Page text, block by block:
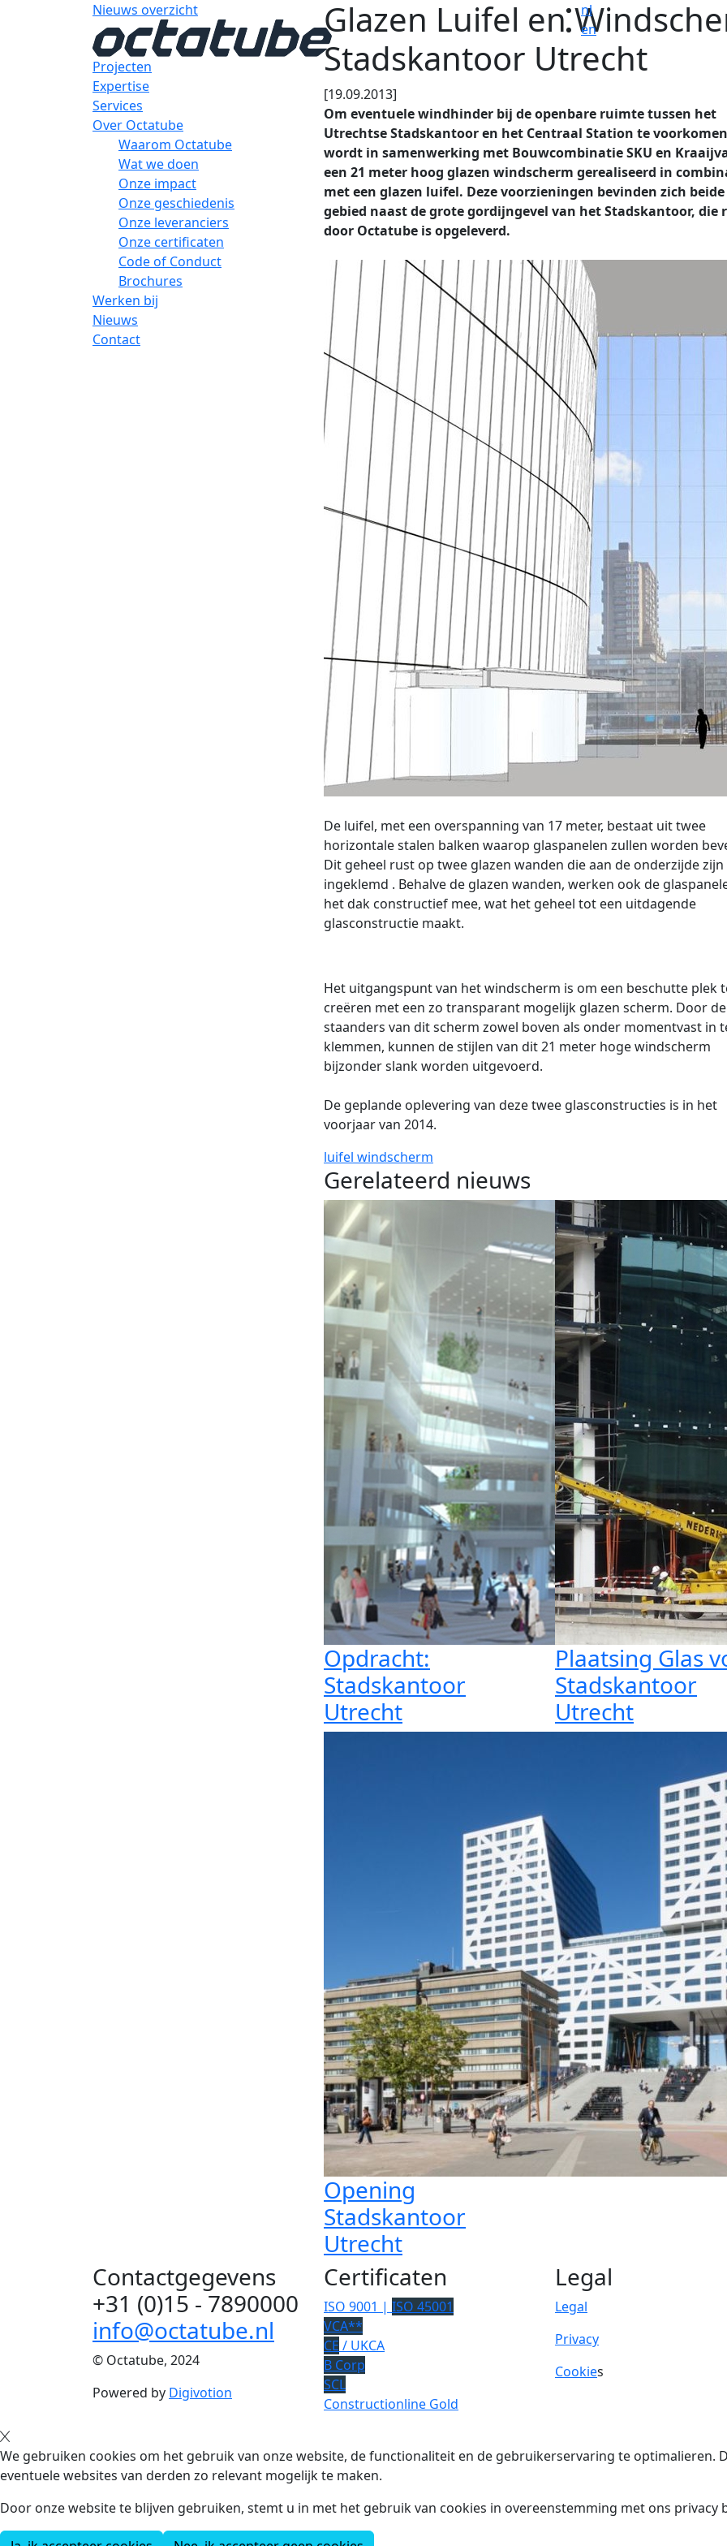
nl
en
Projecten
Expertise
Services
Over Octatube
Waarom Octatube
Wat we doen
Onze impact
Onze geschiedenis
Onze leveranciers
Onze certificaten
Code of Conduct
Brochures
Werken bij
Nieuws
Contact
Nieuws overzicht
Glazen Luifel en
Stadskantoor Utrecht
[19.09.2013]
Om eventuele windhinder bij de openbare ruimte tussen het
Utrechtse Stadskantoor en het Centraal Station te
wordt in samenwerking met Bouwcombinatie SKU en
een 21 meter hoog glazen windscherm gerealiseerd in
met een glazen luifel. Deze voorzieningen bevinden zich
gebied naast de grote gordijngevel van het Stadskantoor, die
door Octatube is opgeleverd.
De luifel, met een overspanning van 17 meter, bestaat uit twee
horizontale stalen balken waarop glaspanelen zullen worden
Dit geheel rust op twee glazen wanden die aan de onderzijde zijn
ingeklemd . Behalve de glazen wanden, werken ook de
het dak constructief mee, wat het geheel tot een uitdagende
glasconstructie maakt.
Het uitgangspunt van het windscherm is om een beschutte plek
creëren met een zo transparant mogelijk glazen scherm. Door de
staanders van dit scherm zowel boven als onder momentvast in
klemmen, kunnen de stijlen van dit 21 meter hoge windscherm
bijzonder slank worden uitgevoerd.
De geplande oplevering van deze twee glasconstructies is in het
voorjaar van 2014.
luifel windscherm
Gerelateerd nieuws
Opdracht:
Stadskantoor
Utrecht
Plaatsing Glas
Stadskantoor
Utrecht
Opening
Stadskantoor
Utrecht
Contactgegevens
+31 (0)15 - 7890000
info@octatube.nl
© Octatube, 2024
Powered by Digivotion
Certificaten
ISO 9001 | ISO 45001
VCA**
CE / UKCA
B Corp
SCL
Constructionline Gold
Legal
Legal
Privacy
Cookies
We gebruiken cookies om het gebruik van onze website, de functionaliteit en de gebruikerservaring te optimalieren.
eventuele websites van derden zo relevant mogelijk te maken.
Door onze website te blijven gebruiken, stemt u in met het gebruik van cookies in overeenstemming met ons